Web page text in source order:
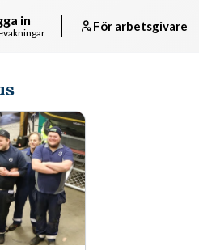
in För arbetsgivare